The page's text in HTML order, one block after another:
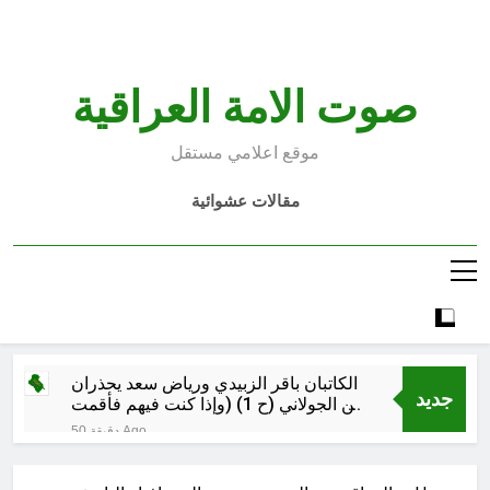
صوت الامة العراقية
موقع اعلامي مستقل
مقالات عشوائية
جديد
الكاتبان باقر الزبيدي ورياض سعد يحذران
من الجولاني (ح 1) (وإذا كنت فيهم فأقمت
لهم الصلاة فلتقم طائفة منهم معك
وليأخذوا أٍسلحتهم)
50 دقيقة Ago